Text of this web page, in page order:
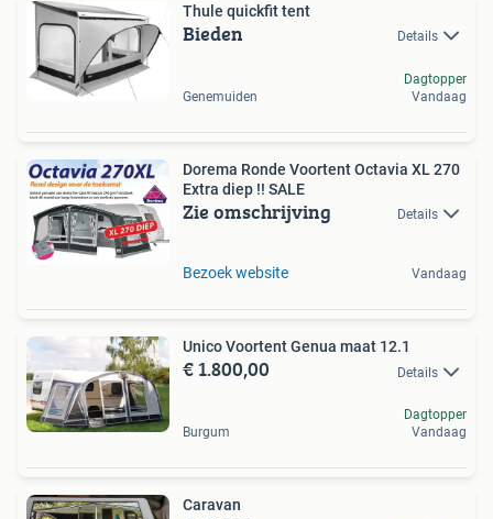
Thule quickfit tent
Bieden Details
Genemuiden
Dagtopper
Vandaag
Dorema Ronde Voortent Octavia XL 270
Extra diep !! SALE
Zie omschrijving Details
Bezoek website Vandaag
Unico Voortent Genua maat 12.1
€ 1.800,00 Details
Burgum
Dagtopper
Vandaag
Caravan